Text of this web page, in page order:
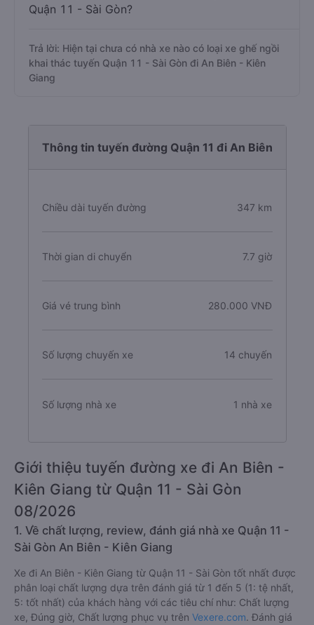
Quận 11 - Sài Gòn?
Trả lời: Hiện tại chưa có nhà xe nào có loại xe ghế ngồi
khai thác tuyến Quận 11 - Sài Gòn đi An Biên - Kiên
Giang
Thông tin tuyến đường Quận 11 đi An Biên
Chiều dài tuyến đường 347 km
Thời gian di chuyển 7.7 giờ
Giá vé trung bình 280.000 VNĐ
Số lượng chuyến xe 14 chuyến
Số lượng nhà xe 1 nhà xe
Giới thiệu tuyến đường xe đi An Biên -
Kiên Giang từ Quận 11 - Sài Gòn
08/2026
1. Về chất lượng, review, đánh giá nhà xe Quận 11 -
Sài Gòn An Biên - Kiên Giang
Xe đi An Biên - Kiên Giang từ Quận 11 - Sài Gòn tốt nhất được
phân loại chất lượng dựa trên đánh giá từ 1 đến 5 (1: tệ nhất,
5: tốt nhất) của khách hàng với các tiêu chí như: Chất lượng
xe, Đúng giờ, Chất lượng phục vụ trên Vexere.com. Đánh giá